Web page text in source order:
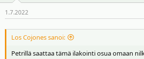
1.7.2022
Los Cojones sanoi:
Petrillä saattaa tämä ilakointi osua omaan